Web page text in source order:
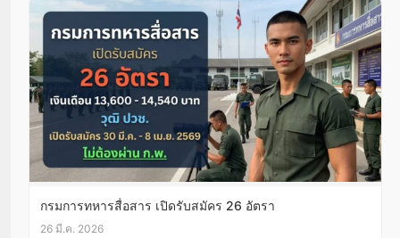
กรมการทหารสื่อสาร เปิดรับสมัคร 26 อัตรา
26 มี.ค. 2026